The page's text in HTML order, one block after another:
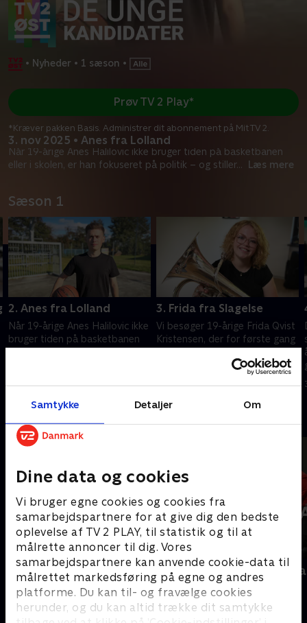
Samtykke Detaljer Om
Dine data og cookies
Vi bruger egne cookies og cookies fra
samarbejdspartnere for at give dig den bedste
oplevelse af TV 2 PLAY, til statistik og til at
målrette annoncer til dig. Vores
samarbejdspartnere kan anvende cookie-data til
målrettet markedsføring på egne og andres
platforme. Du kan til- og fravælge cookies
herunder, og du kan altid trække dit samtykke
• Nyheder • 1 sæson •
3. nov 2025 • Anes fra Lolland
Når 19-årige Anes Halilovic ikke bruger tiden på basketbanen
eller i skolen, er han fokuseret på politik – og stiller... Læs mere
Prøv TV 2 Play*
*Kræver pakken Basis. Administrer dit abonnement på Mit TV 2.
Sæson 1
2. Anes fra Lolland
Når 19-årige Anes Halilovic ikke
bruger tiden på basketbanen
3. november 2025 • 9 min
3. Frida fra Slagelse
Vi besøger 19-årige Frida Qvist
Kristensen, der for første gang
for Moderaterne i Slagelse
3. november 2025 • 9 min
Interview med dronning Margrethe
- 100-året for Genforeningen
2020 • Nyheder • 38 min
Nyheder